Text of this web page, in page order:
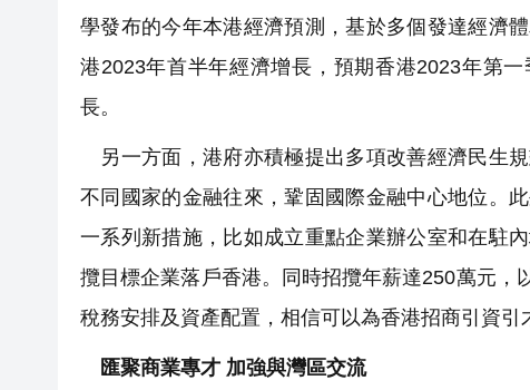
學發布的今年本港經濟預測，基於多個發達經濟
港2023年首半年經濟增長，預期香港2023年第
長。
另一方面，港府亦積極提出多項改善經濟民生
不同國家的金融往來，鞏固國際金融中心地位。
一系列新措施，比如成立重點企業辦公室和在駐
攬目標企業落戶香港。同時招攬年薪達250萬元
稅務安排及資產配置，相信可以為香港招商引資引
匯聚商業專才 加強與灣區交流